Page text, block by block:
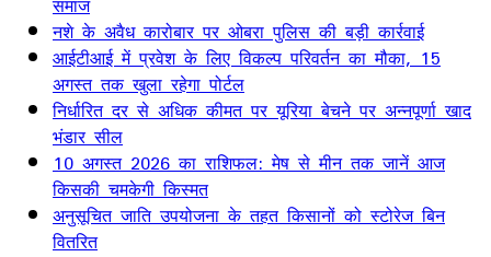
नशे के अवैध कारोबार पर ओबरा पुलिस की बड़ी कार्रवाई
आईटीआई में प्रवेश के लिए विकल्प परिवर्तन का मौका, 15
अगस्त तक खुला रहेगा पोर्टल
निर्धारित दर से अधिक कीमत पर यूरिया बेचने पर अन्नपूर्णा खाद
भंडार सील
10 अगस्त 2026 का राशिफल: मेष से मीन तक जानें आज
किसकी चमकेगी किस्मत
अनुसूचित जाति उपयोजना के तहत किसानों को स्टोरेज बिन
वितरित